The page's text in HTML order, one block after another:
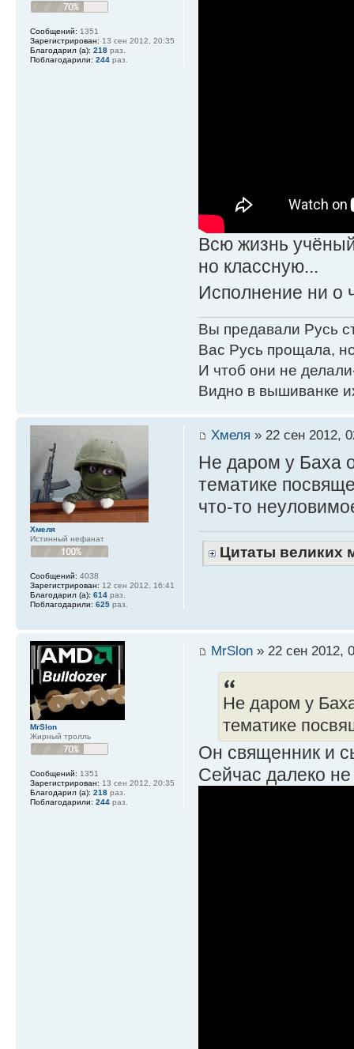
Всю жизнь
но классную...
Исполнение ни о
Вы предавали Русь
Вас Русь прощала,
И чтоб они не
Видно в вышиванке
Сообщений: 1351
Зарегистрирован: 13 сен 2012, 20:35
Благодарил (а): 218 раз.
Поблагодарили: 244 раз.
Хмеля » 22 сен 2012,
Не даром у Баха
тематике
что-то
Цитаты великих
Хмеля
Истинный нефанат
Сообщений: 4038
Зарегистрирован: 12 сен 2012, 16:41
Благодарил (а): 614 раз.
Поблагодарили: 625 раз.
MrSlon» 22 сен 2012,
Не даром у
тематике
Он священник и
Сейчас далеко
MrSlon
Жирный тролль
Сообщений: 1351
Зарегистрирован: 13 сен 2012, 20:35
Благодарил (а): 218 раз.
Поблагодарили: 244 раз.